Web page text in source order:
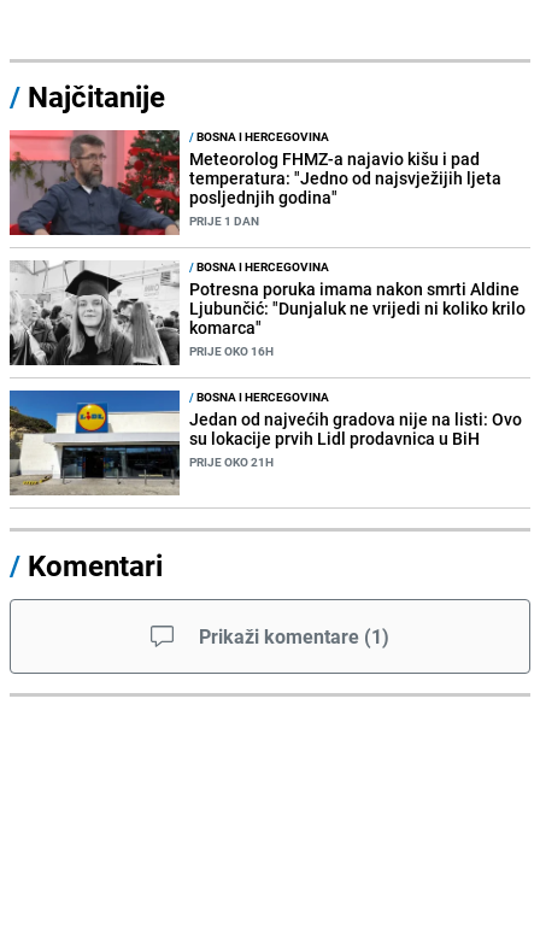
/ Najčitanije
/BOSNA I HERCEGOVINA
Meteorolog FHMZ-a najavio kišu i pad
temperatura: "Jedno od najsvježijih ljeta
posljednjih godina"
PRIJE 1 DAN
/BOSNA I HERCEGOVINA
Potresna poruka imama nakon smrti Aldine
Ljubunčić: "Dunjaluk ne vrijedi ni koliko krilo
komarca"
PRIJE OKO 16H
/BOSNA I HERCEGOVINA
Jedan od najvećih gradova nije na listi: Ovo
su lokacije prvih Lidl prodavnica u BiH
PRIJE OKO 21H
/ Komentari
Prikaži komentare (1)